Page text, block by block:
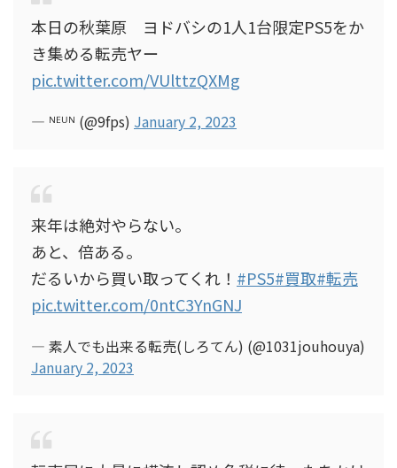
本日の秋葉原 ヨドバシの1人1台限定PS5をか
き集める転売ヤー
pic.twitter.com/VUlttzQXMg
— ᴺᴱᵁᴺ (@9fps) January 2, 2023
来年は絶対やらない。
あと、倍ある。
だるいから買い取ってくれ！ #PS5#買取#転売
pic.twitter.com/0ntC3YnGNJ
— 素人でも出来る転売(しろてん) (@1031jouhouya)
January 2, 2023